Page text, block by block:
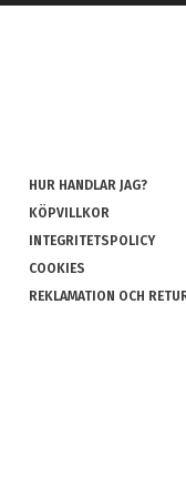
HUR HANDLAR JAG?
KÖPVILLKOR
INTEGRITETSPOLICY
COOKIES
REKLAMATION OCH